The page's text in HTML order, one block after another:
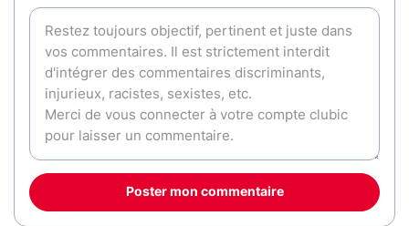
Poster mon commentaire